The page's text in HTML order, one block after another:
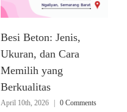
Besi Beton: Jenis,
Ukuran, dan Cara
Memilih yang
Berkualitas
April 10th, 2026 | 0 Comments